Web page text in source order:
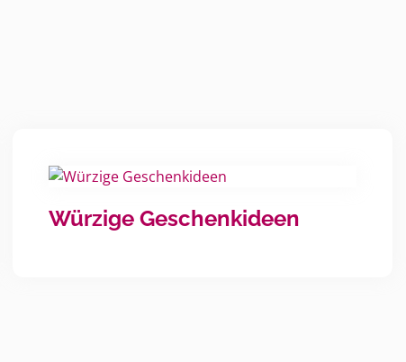
Würzige Geschenkideen